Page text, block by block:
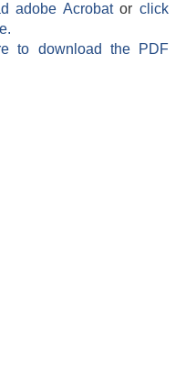
adobe Acrobatorclick
to download the PDF